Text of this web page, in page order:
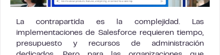
La contrapartida es la complejidad. Las
implementaciones de Salesforce requieren tiempo,
presupuesto y recursos de administración